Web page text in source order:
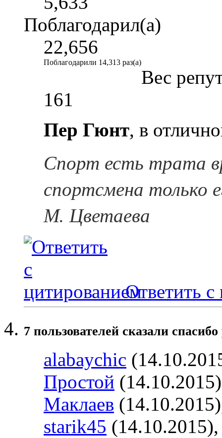
Поблагодарил(а)
22,656
Поблагодарили 14,313 раз(а)
Вес
161
Пер Гюнт, в
Спорт есть трата
спортсмена только
М. Цветаева
Ответить с
7 пользователей сказали
alabaychic
Простой
Маклаев
starik45